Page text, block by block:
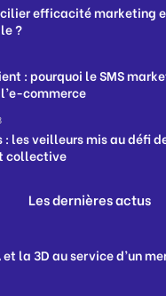
efficacité marketing
?
: pourquoi le SMS
commerce
: les veilleurs mis au défi
collective
Les dernières actus
et la 3D au service d’un